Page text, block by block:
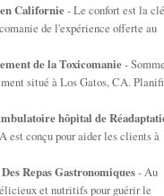
Californie- Le confort est la clé
de l'expérience offerte au
de la Toxicomanie-
situé à Los Gatos, CA.
hôpital de
est conçu pour aider les clients à
Repas Gastronomiques- Au
et nutritifs pour guérir le